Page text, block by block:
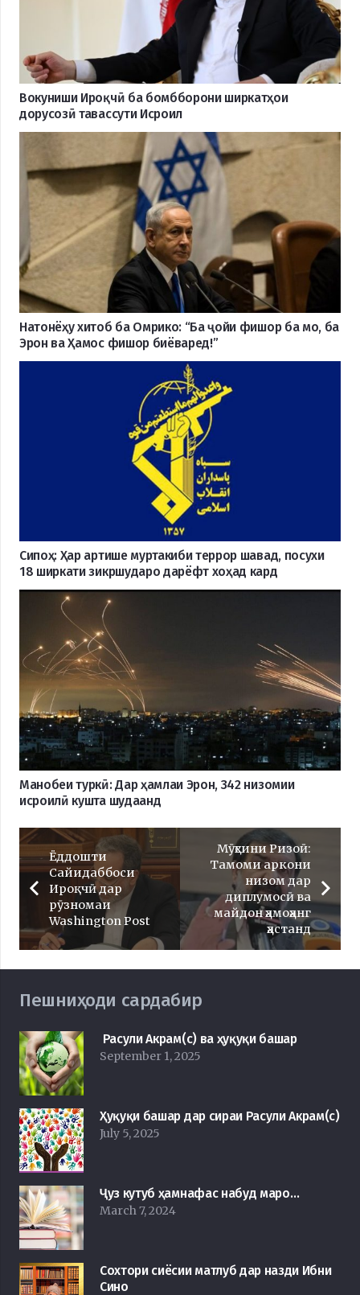
Вокуниши Ироқчӣ ба бомбборони ширкатҳои
дорусозӣ тавассути Исроил
Натонёҳу хитоб ба Омрико: “Ба ҷойи фишор ба мо, ба
Эрон ва Ҳамос фишор биёваред!”
Сипоҳ: Ҳар артише муртакиби террор шавад, посухи
18 ширкати зикршударо дарёфт хоҳад кард
Манобеи туркӣ: Дар ҳамлаи Эрон, 342 низомии
исроилӣ кушта шудаанд
Ёддошти
Сайидаббоси
Ироқчӣ дар
рӯзномаи
Washington Post
Мӯҳсини Ризоӣ:
Тамоми аркони
низом дар
диплумосӣ ва
майдон ҳамоҳанг
ҳастанд
Пешниҳоди сардабир
Расули Акрам(с) ва ҳуқуқи башар
September 1, 2025
Ҳуқуқи башар дар сираи Расули Акрам(с)
July 5, 2025
Ҷуз кутуб ҳамнафас набуд маро…
March 7, 2024
Сохтори сиёсии матлуб дар назди Ибни
Сино